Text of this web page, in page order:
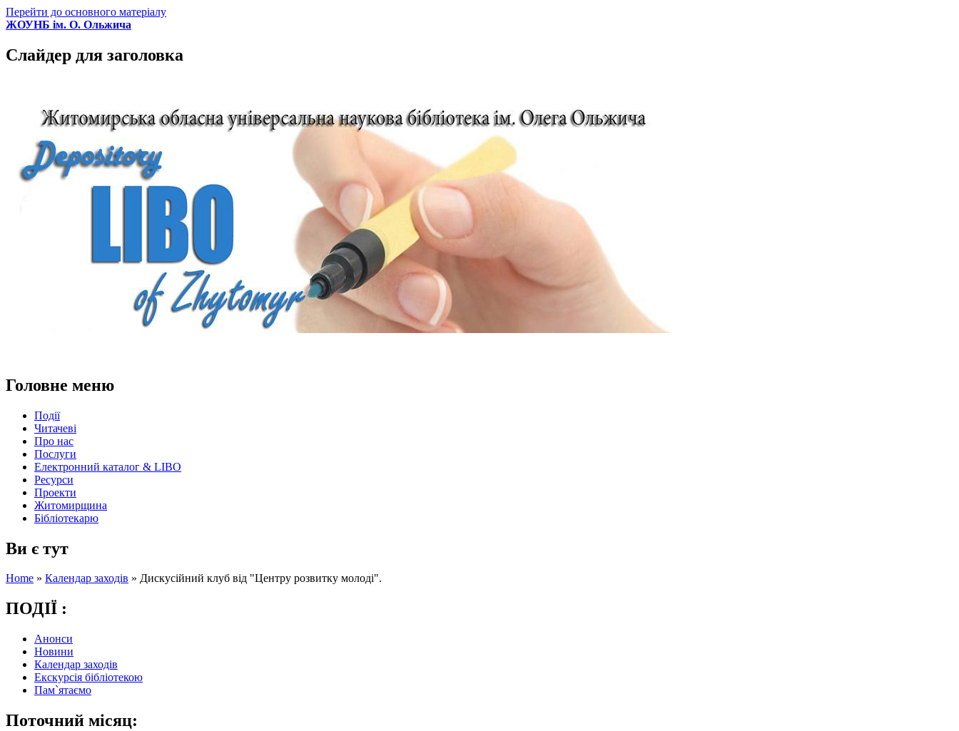
Перейти до основного матеріалу
ЖОУНБ ім. О. Ольжича
Слайдер для заголовка
Головне меню
Події
Читачеві
Про нас
Послуги
Електронний каталог & LIBO
Ресурси
Проекти
Житомирщина
Бібліотекарю
Ви є тут
Home » Календар заходів » Дискусійний клуб від "Центру розвитку молоді".
ПОДІЇ :
Анонси
Новини
Календар заходів
Екскурсія бібліотекою
Пам`ятаємо
Поточний місяц: